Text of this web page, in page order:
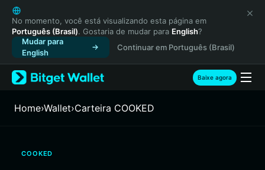
English
日本語
Tiếng Việt
Русский
Español (Latinoamérica)
Türkçe
Français
繁體中文
No momento, você está visualizando esta página em
Português (Brasil). Gostaria de mudar para English?
Mudar para
English
Continuar em Português (Brasil)
Baixe agora
Home›Wallet›Carteira COOKED
COOKED